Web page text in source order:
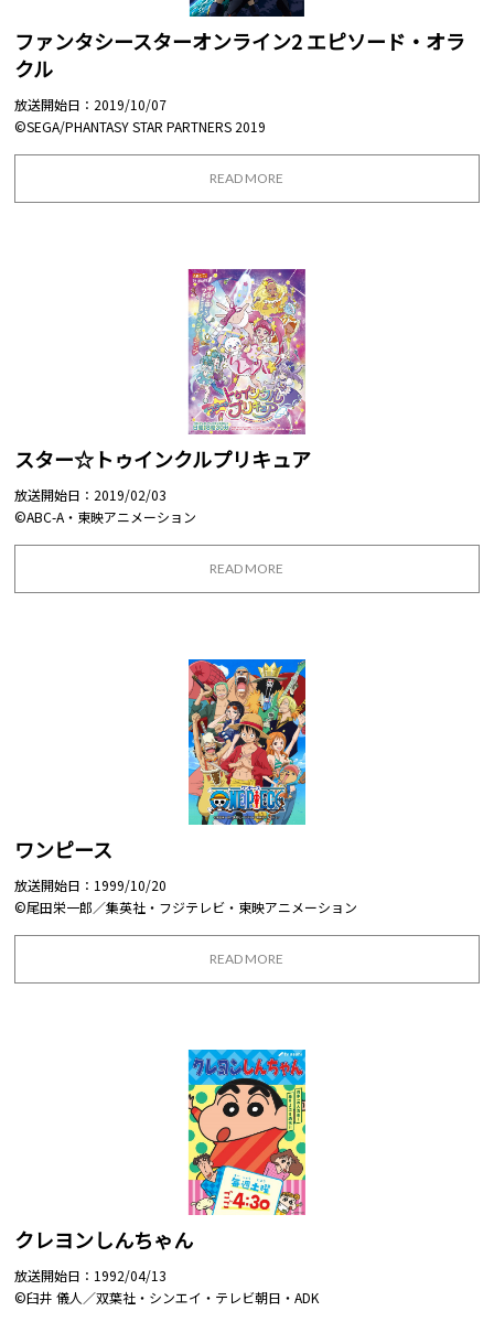
ファンタシースターオンライン2 エピソード・オラ
クル
放送開始日：2019/10/07
©SEGA/PHANTASY STAR PARTNERS 2019
READ MORE
スター☆トゥインクルプリキュア
放送開始日：2019/02/03
©ABC-A・東映アニメーション
READ MORE
ワンピース
放送開始日：1999/10/20
©尾田栄一郎／集英社・フジテレビ・東映アニメーション
READ MORE
クレヨンしんちゃん
放送開始日：1992/04/13
©臼井 儀人／双葉社・シンエイ・テレビ朝日・ADK